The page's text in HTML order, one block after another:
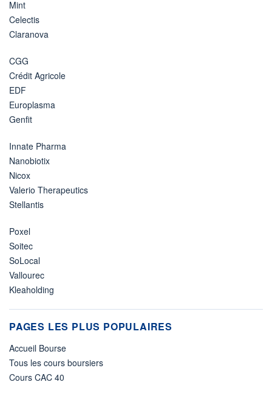
Mint
Celectis
Claranova
CGG
Crédit Agricole
EDF
Europlasma
Genfit
Innate Pharma
Nanobiotix
Nicox
Valerio Therapeutics
Stellantis
Poxel
Soitec
SoLocal
Vallourec
Kleaholding
PAGES LES PLUS POPULAIRES
Accueil Bourse
Tous les cours boursiers
Cours CAC 40